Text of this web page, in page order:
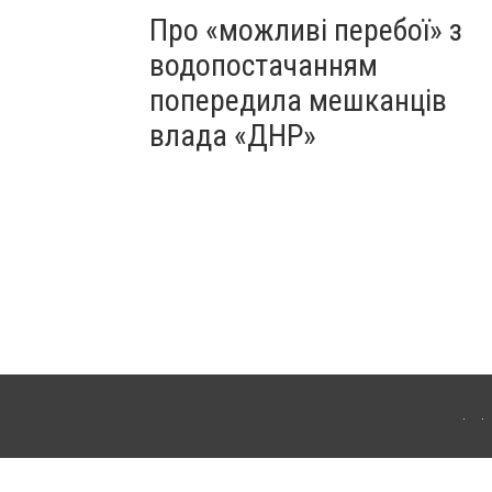
Про «можливі перебої» з
водопостачанням
попередила мешканців
влада «ДНР»